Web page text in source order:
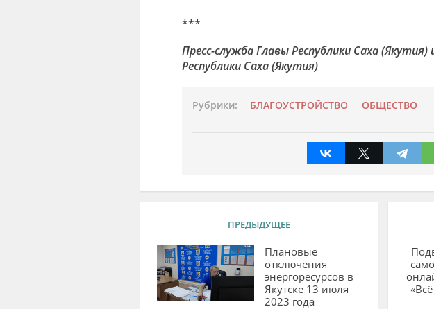
***
Пресс-служба Главы Республики Саха
Республики Саха (Якутия)
Рубрики: БЛАГОУСТРОЙСТВО ОБЩЕСТВО
ПРЕДЫДУЩЕЕ
Плановые
отключения
энергоресурсов в
Якутске 13 июля
2023 года